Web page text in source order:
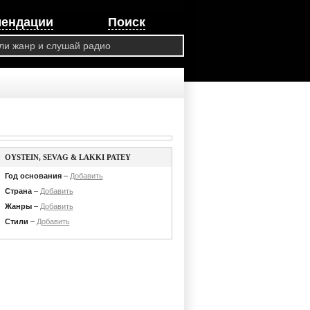
Поиск
OYSTEIN, SEVAG & LAKKI PATEY
Год основания– Добавить
Страна– Добавить
Жанры– Добавить
Стили – Добавить